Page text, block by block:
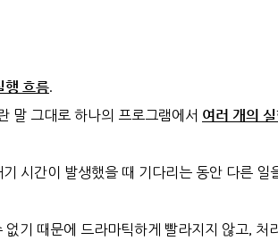
행 흐름.
말 그대로 하나의 프로그램에서 여러 개의
시간이 발생했을 때 기다리는 동안 다른 일
기 때문에 드라마틱하게 빨라지지 않고, 처